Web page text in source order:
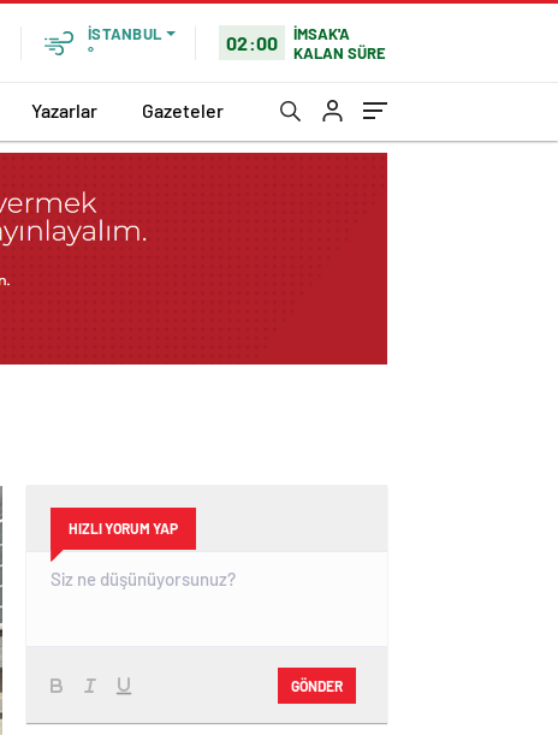
İSTANBUL
°
02:00
İMSAK'A
KALAN SÜRE
Yazarlar Gazeteler
HIZLI YORUM YAP
GÖNDER